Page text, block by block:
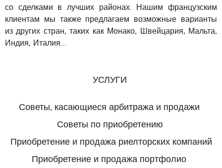
со сделками в лучших районах. Нашим французским
клиентам мы также предлагаем возможные варианты
из других стран, таких как Монако, Швейцария, Мальта,
Индия, Италия...
УСЛУГИ
Советы, касающиеся арбитража и продажи
Советы по приобретению
Приобретение и продажа риелторских компаний
Приобретение и продажа портфолио